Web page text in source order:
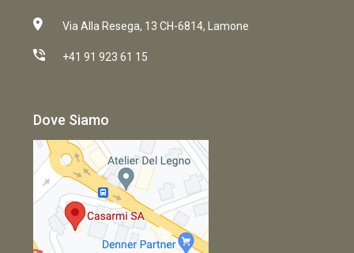
Via Alla Resega, 13 CH-6814, Lamone
+41 91 923 61 15
Dove Siamo